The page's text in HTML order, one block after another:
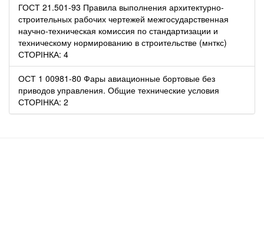
ГОСТ 21.501-93 Правила выполнения архитектурно-
строительных рабочих чертежей межгосударственная
научно-техническая комиссия по стандартизации и
техническому нормированию в строительстве (мнткс)
СТОРІНКА: 4
ОСТ 1 00981-80 Фары авиационные бортовые без
приводов управления. Общие технические условия
СТОРІНКА: 2